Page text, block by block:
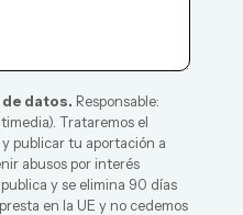
datos. Responsable:
). Trataremos el
publicar tu aportación a
abusos por interés
y se elimina 90 días
en la UE y no cedemos